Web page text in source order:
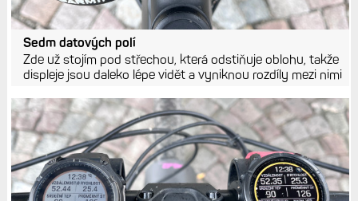
Sedm datových polí
Zde už stojím pod střechou, která odstiňuje oblohu, takže
displeje jsou daleko lépe vidět a vyniknou rozdíly mezi nimi